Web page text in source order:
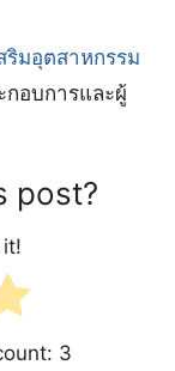
ริมอุตสาหกรรม
กอบการและผู้
post?
3